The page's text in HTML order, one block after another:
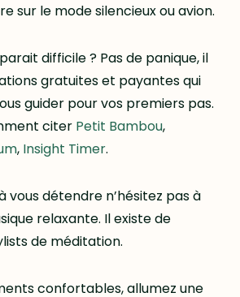
sur le mode silencieux ou avion.
difficile ? Pas de panique, il
gratuites et payantes qui
guider pour vos premiers pas.
citer Petit Bambou,
, Insight Timer.
vous détendre n’hésitez pas à
relaxante. Il existe de
de méditation.
confortables, allumez une